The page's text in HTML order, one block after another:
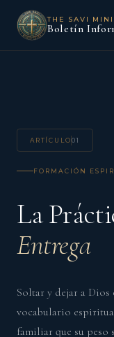
THE SAVI
Boletín
ARTÍCULO 01
FORMACIÓN
La
Entrega
Soltar y dejar a Dios
vocabulario
familiar que su peso